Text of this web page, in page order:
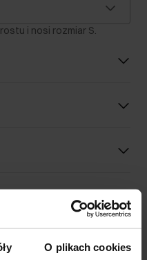
O plikach cookies
i nosi rozmiar S.